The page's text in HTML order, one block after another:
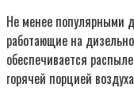
Не менее популярными
работающие на
обеспечивается
горячей порцией